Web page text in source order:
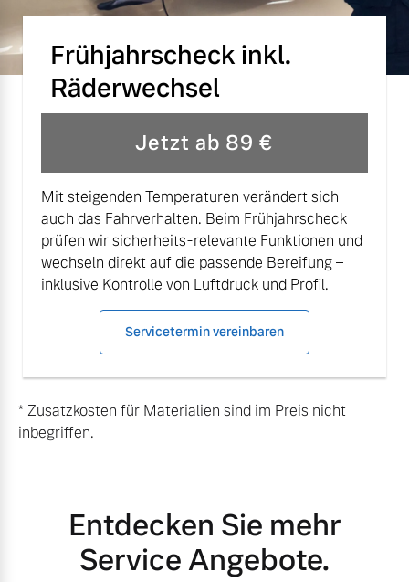
Mehr erfahren
Finanzierung & Leasing
Versicherung
Frühjahrscheck inkl.
Räderwechsel
Jetzt ab 89 €
Mit steigenden Temperaturen verändert sich
auch das Fahrverhalten. Beim Frühjahrscheck
prüfen wir sicherheits-relevante Funktionen und
wechseln direkt auf die passende Bereifung –
inklusive Kontrolle von Luftdruck und Profil.
Servicetermin vereinbaren
* Zusatzkosten für Materialien sind im Preis nicht
inbegriffen.
Entdecken Sie mehr
Service Angebote.